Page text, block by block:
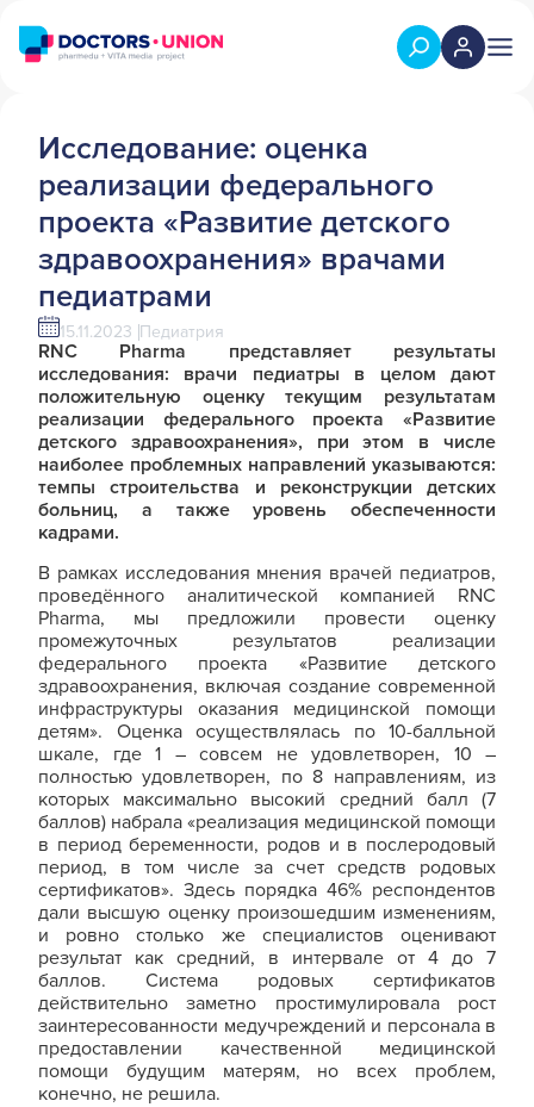
Исследование: оценка
реализации федерального
проекта «Развитие детского
здравоохранения» врачами
педиатрами
15.11.2023 Педиатрия
RNC Pharma представляет результаты
исследования: врачи педиатры в целом дают
положительную оценку текущим результатам
реализации федерального проекта «Развитие
детского здравоохранения», при этом в числе
наиболее проблемных направлений указываются:
темпы строительства и реконструкции детских
больниц, а также уровень обеспеченности
кадрами.
В рамках исследования мнения врачей педиатров,
проведённого аналитической компанией RNC
Pharma, мы предложили провести оценку
промежуточных результатов реализации
федерального проекта «Развитие детского
здравоохранения, включая создание современной
инфраструктуры оказания медицинской помощи
детям». Оценка осуществлялась по 10-балльной
шкале, где 1 – совсем не удовлетворен, 10 –
полностью удовлетворен, по 8 направлениям, из
которых максимально высокий средний балл (7
баллов) набрала «реализация медицинской помощи
в период беременности, родов и в послеродовый
период, в том числе за счет средств родовых
сертификатов». Здесь порядка 46% респондентов
дали высшую оценку произошедшим изменениям,
и ровно столько же специалистов оценивают
результат как средний, в интервале от 4 до 7
баллов. Система родовых сертификатов
действительно заметно простимулировала рост
заинтересованности медучреждений и персонала в
предоставлении качественной медицинской
помощи будущим матерям, но всех проблем,
конечно, не решила.